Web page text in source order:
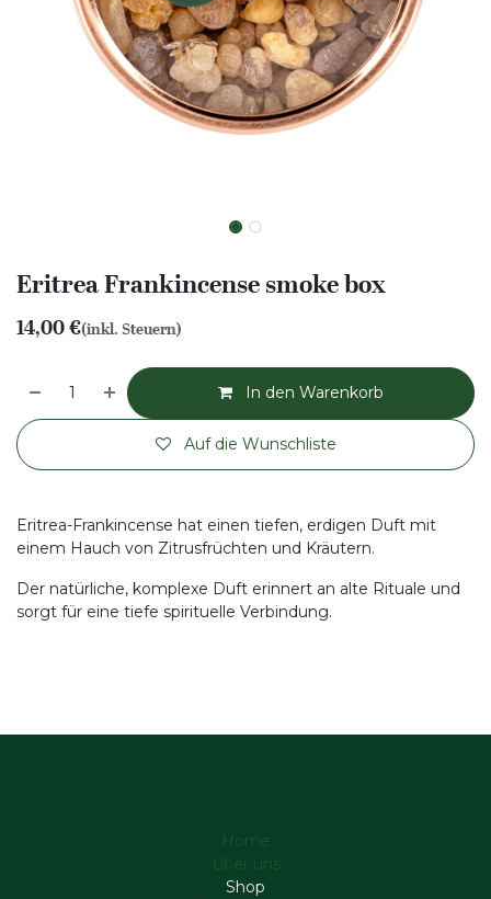
Eritrea Frankincense smoke box
14,00€(inkl. Steuern)
In den Warenkorb
Auf die Wunschliste
Eritrea-Frankincense hat einen tiefen, erdigen Duft mit
einem Hauch von Zitrusfrüchten und Kräutern.
Der natürliche, komplexe Duft erinnert an alte Rituale und
sorgt für eine tiefe spirituelle Verbindung.
Home
Über uns
Shop